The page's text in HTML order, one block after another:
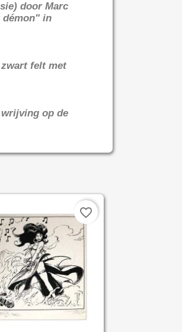
door Marc
démon" in
felt met
op de
favorite_border